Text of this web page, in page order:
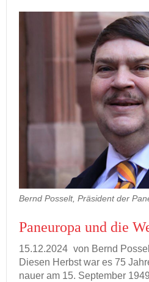
Bernd Posselt, Präsident der
Pan­eu­ro­pa und die
15.12.2024 von Bernd
Die­sen Herbst war es 75
nau­er am 15. Sep­tem­ber